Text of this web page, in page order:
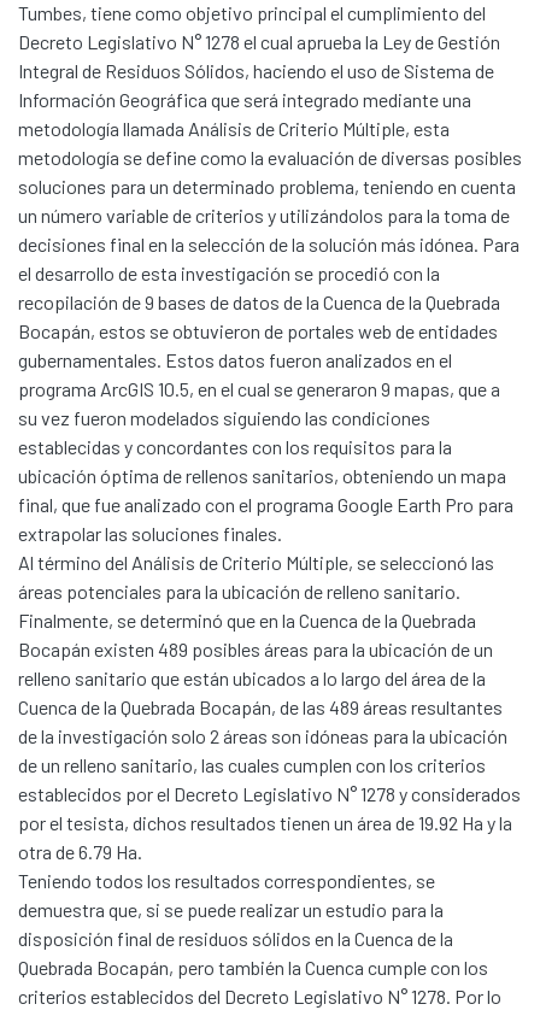
Communities & Collections
Statistics
Contacto
Políticas
Tumbes, tiene como objetivo principal el cumplimiento del
Decreto Legislativo N° 1278 el cual aprueba la Ley de Gestión
Integral de Residuos Sólidos, haciendo el uso de Sistema de
Información Geográfica que será integrado mediante una
metodología llamada Análisis de Criterio Múltiple, esta
metodología se define como la evaluación de diversas posibles
soluciones para un determinado problema, teniendo en cuenta
un número variable de criterios y utilizándolos para la toma de
decisiones final en la selección de la solución más idónea. Para
el desarrollo de esta investigación se procedió con la
recopilación de 9 bases de datos de la Cuenca de la Quebrada
Bocapán, estos se obtuvieron de portales web de entidades
gubernamentales. Estos datos fueron analizados en el
programa ArcGIS 10.5, en el cual se generaron 9 mapas, que a
su vez fueron modelados siguiendo las condiciones
establecidas y concordantes con los requisitos para la
ubicación óptima de rellenos sanitarios, obteniendo un mapa
final, que fue analizado con el programa Google Earth Pro para
extrapolar las soluciones finales.
Al término del Análisis de Criterio Múltiple, se seleccionó las
áreas potenciales para la ubicación de relleno sanitario.
Finalmente, se determinó que en la Cuenca de la Quebrada
Bocapán existen 489 posibles áreas para la ubicación de un
relleno sanitario que están ubicados a lo largo del área de la
Cuenca de la Quebrada Bocapán, de las 489 áreas resultantes
de la investigación solo 2 áreas son idóneas para la ubicación
de un relleno sanitario, las cuales cumplen con los criterios
establecidos por el Decreto Legislativo N° 1278 y considerados
por el tesista, dichos resultados tienen un área de 19.92 Ha y la
otra de 6.79 Ha.
Teniendo todos los resultados correspondientes, se
demuestra que, si se puede realizar un estudio para la
disposición final de residuos sólidos en la Cuenca de la
Quebrada Bocapán, pero también la Cuenca cumple con los
criterios establecidos del Decreto Legislativo N° 1278. Por lo